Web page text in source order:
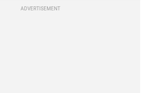
ADVERTISEMENT